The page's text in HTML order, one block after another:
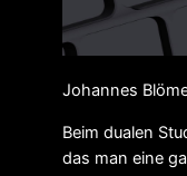
Johannes
Beim dualen
das man eine